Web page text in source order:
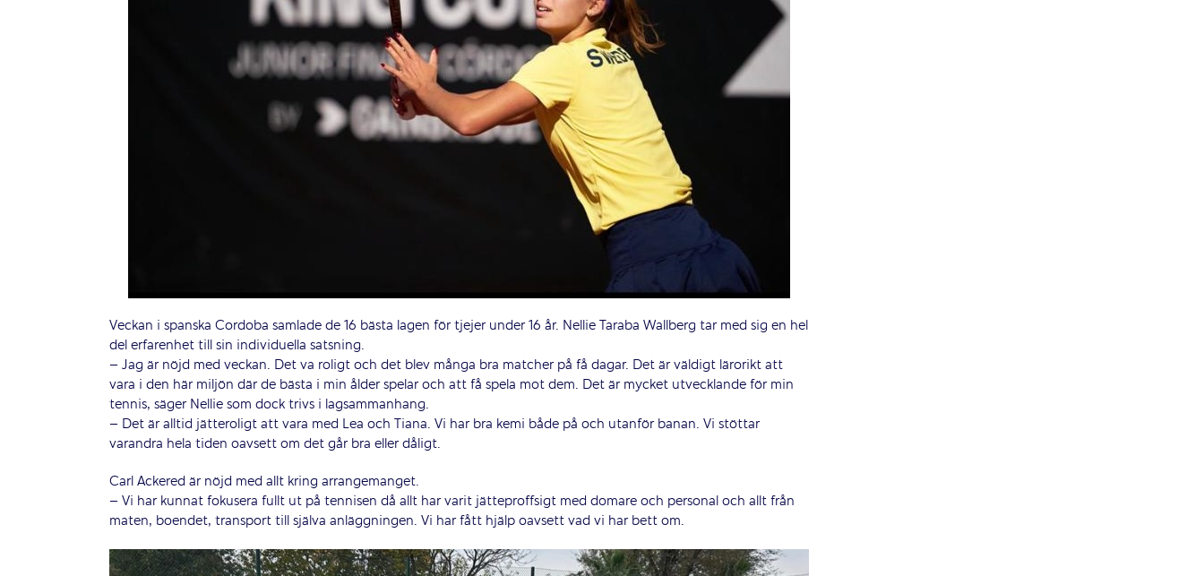
Veckan i spanska Cordoba samlade de 16 bästa lagen för tjejer under 16 år. Nellie Taraba Wallberg tar med sig en hel
del erfarenhet till sin individuella satsning.
– Jag är nöjd med veckan. Det va roligt och det blev många bra matcher på få dagar. Det är väldigt lärorikt att
vara i den här miljön där de bästa i min ålder spelar och att få spela mot dem. Det är mycket utvecklande för min
tennis, säger Nellie som dock trivs i lagsammanhang.
– Det är alltid jätteroligt att vara med Lea och Tiana. Vi har bra kemi både på och utanför banan. Vi stöttar
varandra hela tiden oavsett om det går bra eller dåligt.
Carl Ackered är nöjd med allt kring arrangemanget.
– Vi har kunnat fokusera fullt ut på tennisen då allt har varit jätteproffsigt med domare och personal och allt från
maten, boendet, transport till själva anläggningen. Vi har fått hjälp oavsett vad vi har bett om.